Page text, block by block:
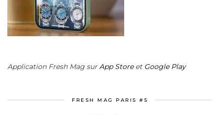
Application Fresh Mag surApp Storeet Google Play
FRESH MAG PARIS #5